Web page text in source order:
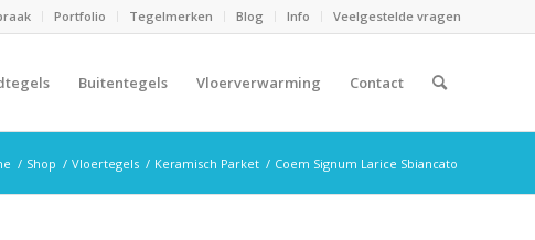
Portfolio Tegelmerken Blog Info Veelgestelde vragen
Buitentegels Vloerverwarming Contact
/ Shop / Vloertegels / Keramisch Parket / Coem Signum Larice Sbiancato